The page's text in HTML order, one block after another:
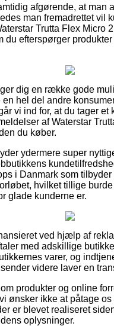
afgørende, at man
man fremadrettet vil
Trutta Flex Micro
du efterspørger
dig en række gode
hel del andre
vi ind for, at du tager et
af Waterstar
du køber.
ydermere super
i Danmark som tilbyder
hvilket tillige
glade kunderne er.
ved hjælp af
med adskillige
varer, og
videre laver en
om produkter og online
ønsker ikke at påtage os
er blevet realiseret
oplysninger.